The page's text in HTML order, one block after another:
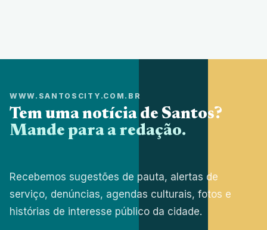
WWW.SANTOSCITY.COM.BR
Tem uma notícia de Santos?
Mande para a redação.
Recebemos sugestões de pauta, alertas de
serviço, denúncias, agendas culturais, fotos e
histórias de interesse público da cidade.